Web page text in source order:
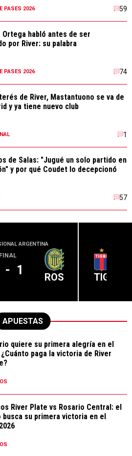
PASES 2026 59
Ortega habló antes de ser
por River: su palabra
PASES 2026 74
de River, Mastantuono se va de
y ya tiene nuevo club
1
de Salas: "Jugué un solo partido en
y por qué Coudet lo decepcionó
57
ARGENTINA
FINAL
- 1 ROS TIG
APUESTAS
quiere su primera alegría en el
paga la victoria de River
River Plate vs Rosario Central: el
busca su primera victoria en el